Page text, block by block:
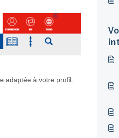
adaptée à votre profil.